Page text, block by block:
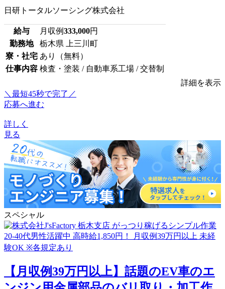
日研トータルソーシング株式会社
給与 月収例333,000円
勤務地
栃木県 上三川町
寮・社宅 あり（無料）
仕事内容 検査・塗装 / 自動車系工場 / 交替制
詳細を表示
＼最短45秒で完了／
応募へ進む
詳しく
見る
スペシャル
【月収例39万円以上】話題のEV車のエ